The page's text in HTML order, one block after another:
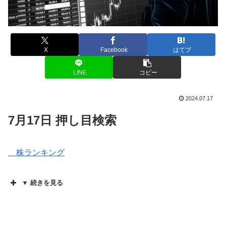
X Facebook はてブ
LINE コピー
2024.07.17
7月17日 押し目検索
株ランキング
▼ 続きを見る